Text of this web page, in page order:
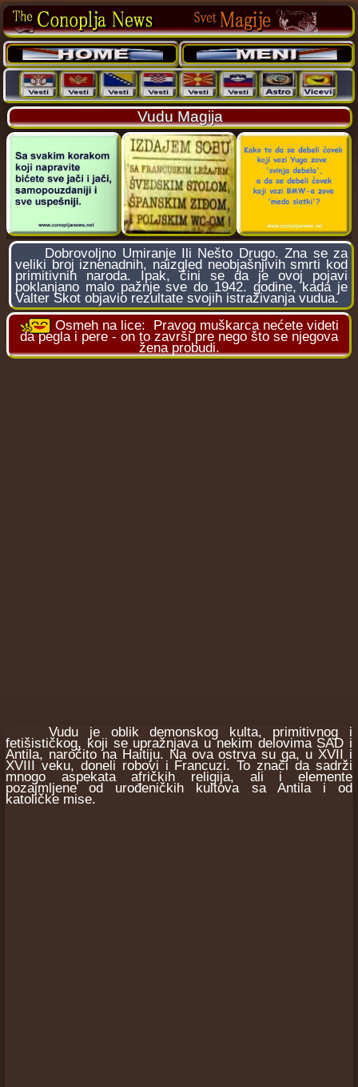
Vudu Magija
Dobrovoljno Umiranje Ili Nešto Drugo. Zna se za
veliki broj iznenadnih, naizgled neobjašnjivih smrti kod
primitivnih naroda. Ipak, čini se da je ovoj pojavi
poklanjano malo pažnje sve do 1942. godine, kada je
Valter Skot objavio rezultate svojih istraživanja vudua.
Osmeh na lice: Pravog muškarca nećete videti
da pegla i pere - on to završi pre nego što se njegova
žena probudi.
Vudu je oblik demonskog kulta, primitivnog i
fetišističkog, koji se upražnjava u nekim delovima SAD i
Antila, naročito na Haitiju. Na ova ostrva su ga, u XVII i
XVIII veku, doneli robovi i Francuzi. To znači da sadrži
mnogo aspekata afričkih religija, ali i elemente
pozajmljene od urođeničkih kultova sa Antila i od
katoličke mise.